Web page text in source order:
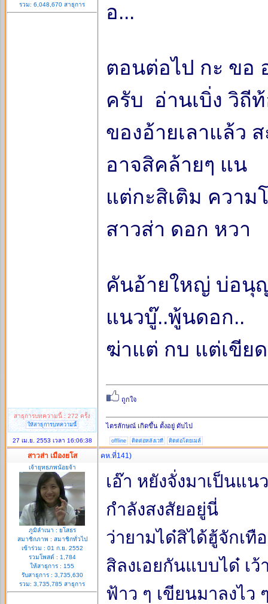
รวม: 6,048,670 สาธุการ
อ...
ตอนต่อไป กะ ขอ
ครับ อ่านเบิ่ง วิถี
ของอ้ายเลาแล้ว
อาจสิคล้ายๆ แน
แต่กะสิเติม ความ
สาวส่า ดอก หวา
คันอ้ายใหญ่ บ่อนุญ
แนวบู๊..พู้นดอก..
ฆ่าแต่ กบ แต่เขีย
สาธุการบทความนี้ : 272 ครั้ง
ให้สาธุการบทความนี้ ไตรลักษณ์ เกิดขึ้น ตั้งอยู่ ดับไป
27 เม.ย. 2553 เวลา 16:06:38 offline ติดต่อหลังเวที ติดต่อโดยเมล์
สาวส่า เมืองยโส คห.ที่141)
เจ้ายุทธภพน้อยจ้า
ภูมิลำเนา : ยโสธร
สมาชิกภาพ : สมาชิกทั่วไป
เข้าร่วม : 01 ก.ย. 2552
รวมโพสต์ : 1,784
ให้สาธุการ : 155
รับสาธุการ : 3,735,630
รวม: 3,735,785 สาธุการ
เอ๊า หยังจั่งมาเป็นแน
กำลังสงสัยอยู่นี่
ว่ายามได๋สิได้ฮู้จักเทื
สิลงเอยกันแบบได๋ เว้
ฟ้าว ๆ เขียนมาลงไว